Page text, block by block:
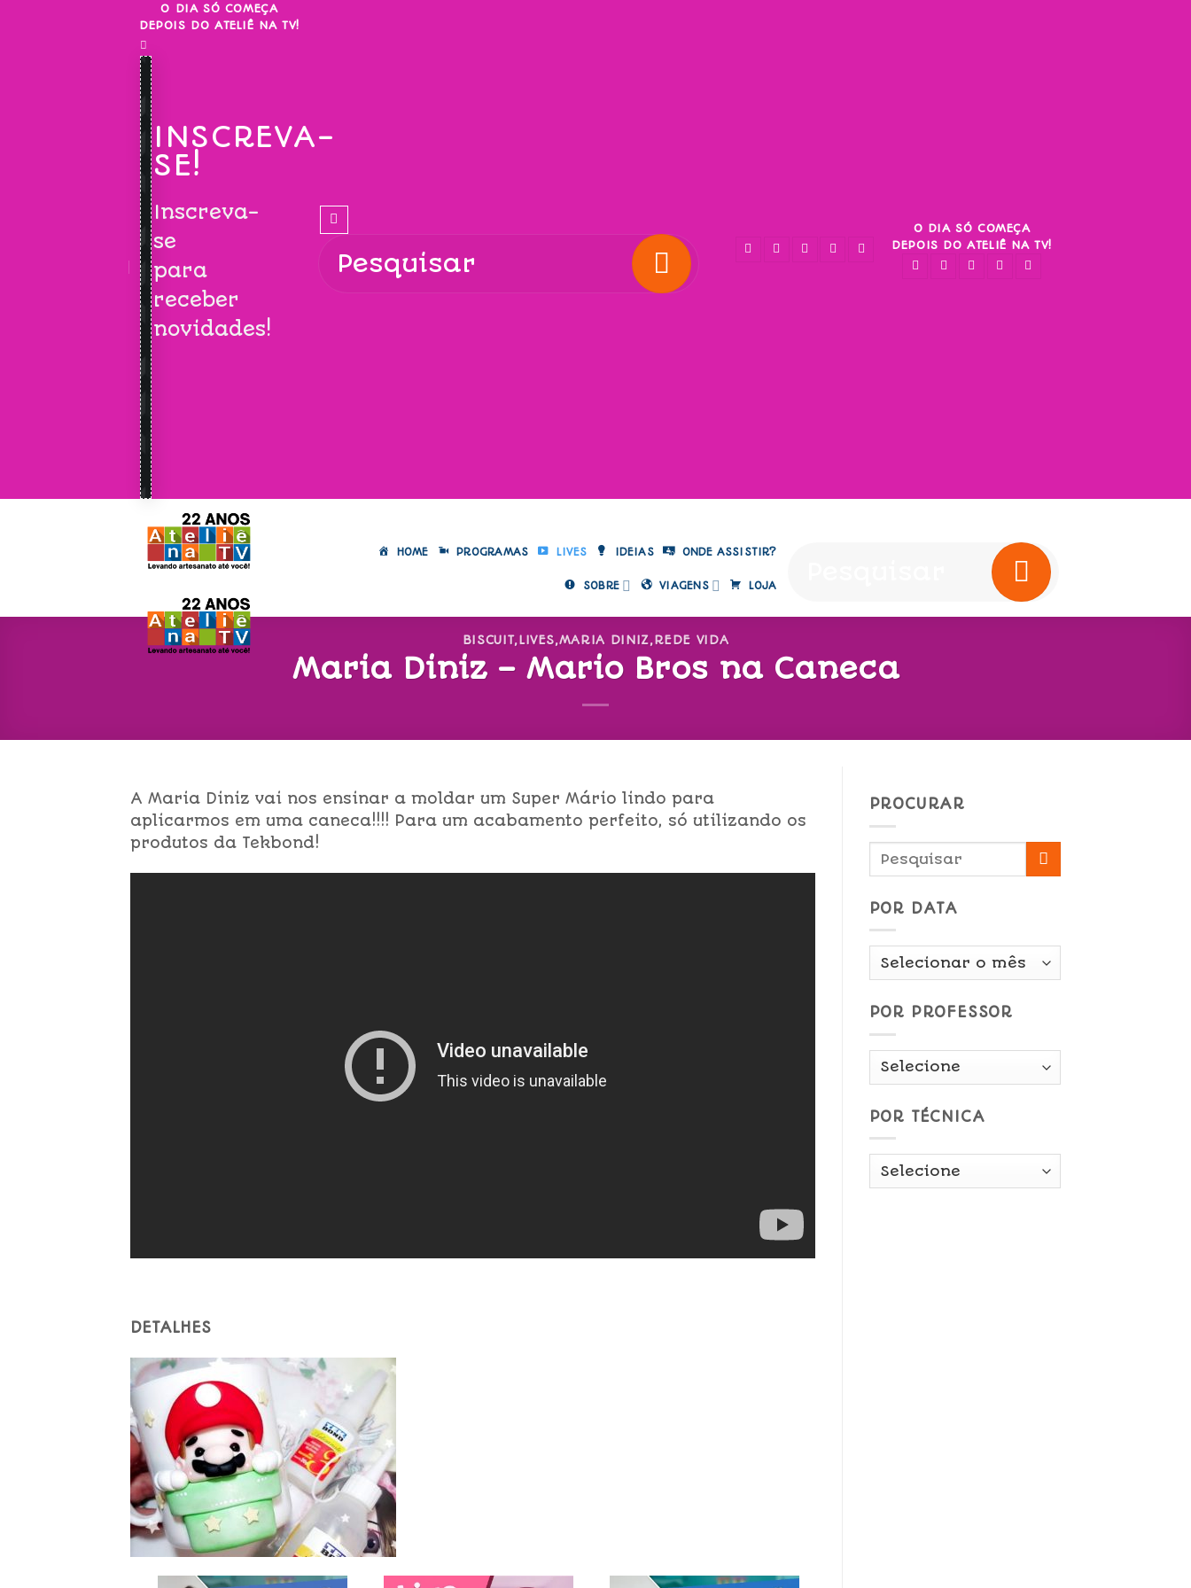
O DIA SÓ COMEÇA
DEPOIS DO ATELIÊ NA TV!
INSCREVA-
SE!
Inscreva-
se
para
receber
novidades!
O DIA SÓ COMEÇA
DEPOIS DO ATELIÊ NA TV!
HOME PROGRAMAS LIVES IDEIAS ONDE ASSISTIR?
SOBRE VIAGENS LOJA
BISCUIT,LIVES,MARIA DINIZ,REDE VIDA
Maria Diniz – Mario Bros na Caneca
A Maria Diniz vai nos ensinar a moldar um Super Mário lindo para
aplicarmos em uma caneca!!!! Para um acabamento perfeito, só utilizando os
produtos da Tekbond!
DETALHES
PROCURAR
POR DATA
Por
POR PROFESSOR
POR TÉCNICA